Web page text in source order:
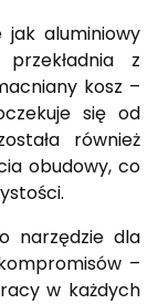
aluminiowy
z
kosz –
się od
również
obudowy, co
narzędzie dla
–
w każdych